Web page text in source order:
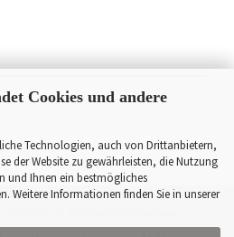
Cookies und andere
Technologien, auch von Drittanbietern,
der Website zu gewährleisten, die Nutzung
und Ihnen ein bestmögliches
Weitere Informationen finden Sie in unserer